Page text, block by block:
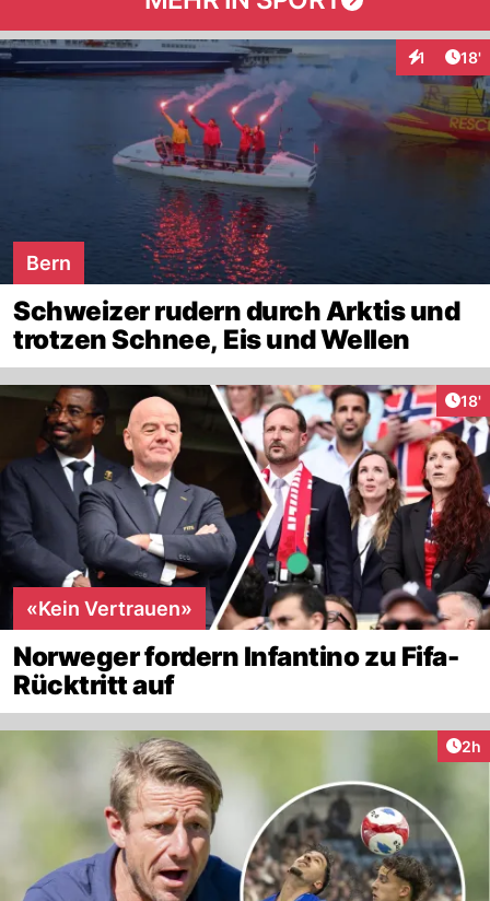
1 18'
Bern
Schweizer rudern durch Arktis und
trotzen Schnee, Eis und Wellen
18'
«Kein Vertrauen»
Norweger fordern Infantino zu Fifa-
Rücktritt auf
2h